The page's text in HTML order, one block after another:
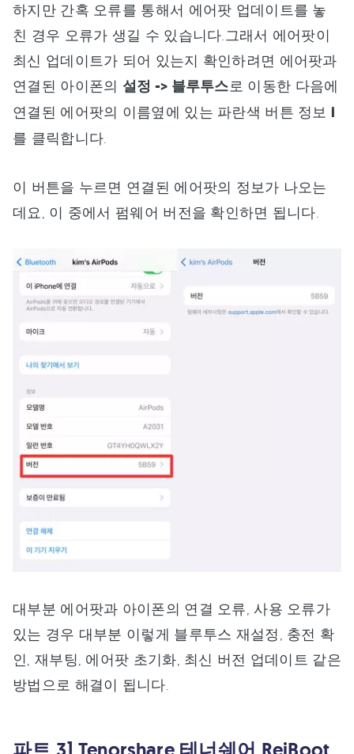
하지만 간혹 오류를 통해서 에어팟 업데이트를 놓
친 경우 오류가 생길 수 있습니다.그래서 에어팟이
최신 업데이트가 되어 있는지 확인하려면 에어팟과
연결된 아이폰의 설정 -> 블루투스로 이동한 다음에
연결된 에어팟의 이름옆에 있는 파란색 버튼 정보i
를 클릭합니다.
이 버튼을 누르면 연결된 에어팟의 정보가 나오는
데요, 이 중에서 펌웨어 버전을 확인하면 됩니다.
대부분 에어팟과 아이폰의 연결 오류, 사용 오류가
있는 경우 대부분 이렇게 블루투스 재설정, 충전 확
인, 재부팅, 에어팟 초기화, 최신 버전 업데이트 같은
방법으로 해결이 됩니다.